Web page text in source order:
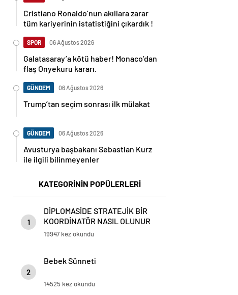
Cristiano Ronaldo’nun akıllara zarar
tüm kariyerinin istatistiğini çıkardık !
SPOR 06 Ağustos 2026
Galatasaray’a kötü haber! Monaco’dan
flaş Onyekuru kararı.
GÜNDEM 06 Ağustos 2026
Trump’tan seçim sonrası ilk mülakat
GÜNDEM 06 Ağustos 2026
Avusturya başbakanı Sebastian Kurz
ile ilgili bilinmeyenler
KATEGORİNİN POPÜLERLERİ
1
DİPLOMASİDE STRATEJİK BİR
KOORDİNATÖR NASIL OLUNUR
19947 kez okundu
2
Bebek Sünneti
14525 kez okundu